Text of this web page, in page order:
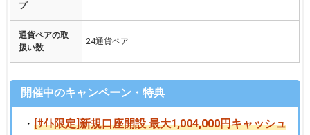
プ
通貨ペアの取
扱い数
24通貨ペア
開催中のキャンペーン・特典
・[ｻｲﾄ限定]新規口座開設 最大1,004,000円キャッシュ